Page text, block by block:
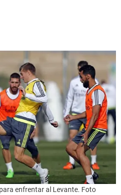
enfrentar al Levante. Foto